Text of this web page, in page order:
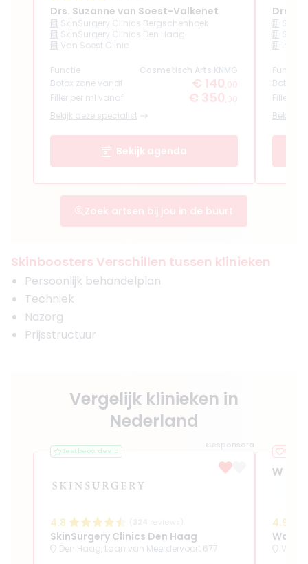
Drs. Suzanne van Soest-Valkenet
SkinSurgery Clinics Bergschenhoek
SkinSurgery Clinics Den Haag
Van Soest Clinic
Functie
Cosmetisch Arts KNMG
Botox zone vanaf
€ 140 ,00
Filler per ml vanaf
€ 350 ,00
Bekijk deze specialist
Bekijk agenda
Drs.
Functie
Botox
Filler
Bekijk
Zoek artsen bij jou in de buurt
Skinboosters Verschillen tussen klinieken
Persoonlijk behandelplan
Techniek
Nazorg
Prijsstructuur
Vergelijk klinieken in
Nederland
Gesponsord
Best beoordeeld
4.8
SkinSurgery Clinics Den Haag
Den Haag, Laan van Meerdervoort 677
4.9